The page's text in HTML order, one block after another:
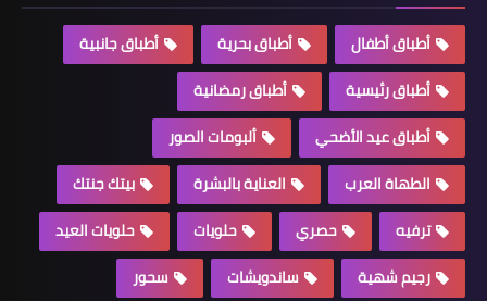
أطباق أطفال أطباق بحرية
أطباق جانبية
أطباق رئيسية
أطباق رمضانية
أطباق عيد الأضحي
ألبومات الصور
الطهاة العرب
العناية بالبشرة
بيتك جنتك
ترفيه
حصري حلويات
حلويات العيد
رجيم شهية
ساندويشات سحور